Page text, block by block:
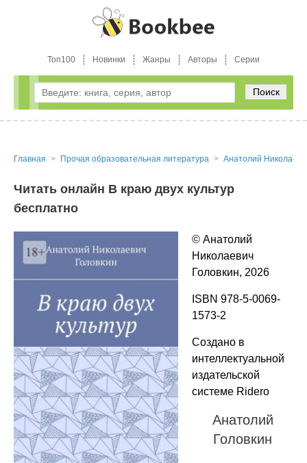
Топ100 Новинки Жанры Авторы Серии
Поиск
Главная Прочая образовательная литература Анатолий
Читать онлайн В краю двух культур
бесплатно
© Анатолий
Николаевич
Головкин, 2026
ISBN 978-5-0069-
1573-2
Создано в
интеллектуальной
издательской
системе Ridero
Анатолий
Головкин